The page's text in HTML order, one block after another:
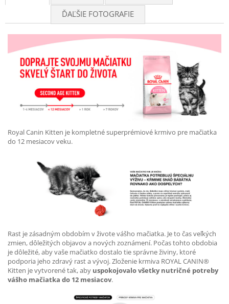
ĎAĽŠIE FOTOGRAFIE
Royal Canin Kitten je kompletné superprémiové krmivo pre mačiatka
do 12 mesiacov veku.
Rast je zásadným obdobím v živote vášho mačiatka. Je to čas veľkých
zmien, dôležitých objavov a nových zoznámení. Počas tohto obdobia
je dôležité, aby vaše mačiatko dostalo tie správne živiny, ktoré
podporia jeho zdravý rast a vývoj. Zloženie krmiva ROYAL CANIN®
Kitten je vytvorené tak, aby uspokojovalo všetky nutričné potreby
vášho mačiatka do 12 mesiacov.